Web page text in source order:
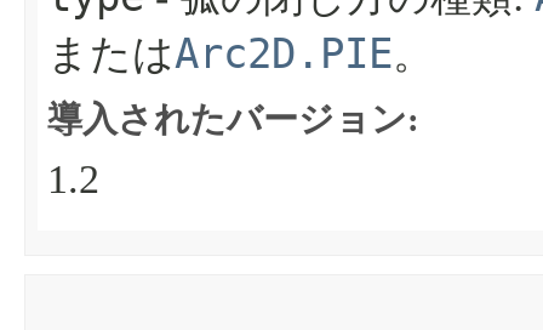
またはArc2D.PIE。
導入されたバージョン:
1.2